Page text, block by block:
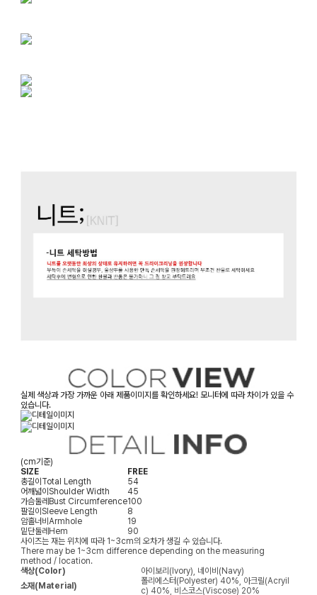
실제 색상과 가장 가까운 아래 제품이미지를 확인하세요! 모니터에 따라 차이가 있을 수
있습니다.
(cm기준)
SIZE
FREE
총길이 Total Length
54
어깨넓이 Shoulder Width
45
가슴둘레 Bust Circumference100
팔길이 Sleeve Length
8
암홀너비 Armhole
19
밑단둘레 Hem
90
사이즈는 재는 위치에 따라 1~3cm의 오차가 생길 수 있습니다.
There may be 1~3cm difference depending on the measuring
method / location.
색상(Color)
아이보리(Ivory), 네이비(Navy)
소재(Material)
폴리에스터(Polyester) 40%, 아크릴(Acryil
c) 40%, 비스코스(Viscose) 20%